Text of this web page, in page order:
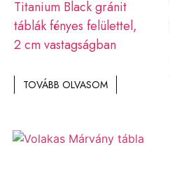
Titanium Black gránit
táblák fényes felülettel,
2 cm vastagságban
TOVÁBB OLVASOM